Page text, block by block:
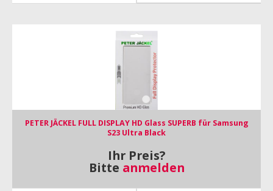
PETER JÄCKEL FULL DISPLAY HD Glass SUPERB für Samsung
S23 Ultra Black
Ihr Preis?
Bitte anmelden